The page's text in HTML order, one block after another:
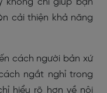
không chỉ giúp bạn
cải thiện khả năng
cách người bản xứ
ngắt nghỉ trong
hiểu rõ hơn về nội